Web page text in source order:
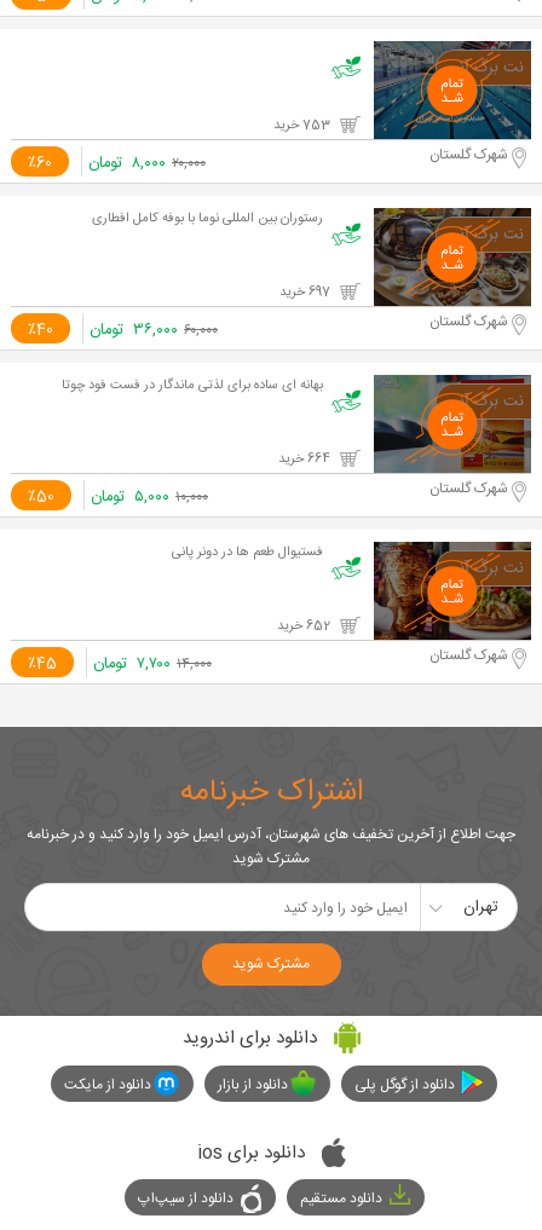
٪60 شهرک گلستان ۲۰,۰۰۰ ۸,۰۰۰ تومان
رستوران بین المللی نوما با بوفه کامل افطاری
٪40 شهرک گلستان ۶۰,۰۰۰ ۳۶,۰۰۰ تومان
بهانه ای ساده برای لذتی ماندگار در فست فود چوتا
٪50 شهرک گلستان ۱۰,۰۰۰ ۵,۰۰۰ تومان
فستیوال طعم ها در دونر پانی
٪45 شهرک گلستان ۱۴,۰۰۰ ۷,۷۰۰ تومان
اشتراک خبرنامه
جهت اطلاع از آخرین تخفیف های شهرستان، آدرس ایمیل خود را وارد کنید و در خبرنامه
مشترک شوید
تهران
مشترک شوید
دانلود برای اندروید
دانلود از گوگل پلی دانلود از بازار دانلود از مایکت
دانلود برای ios
دانلود مستقیم دانلود از سیپ‌اپ